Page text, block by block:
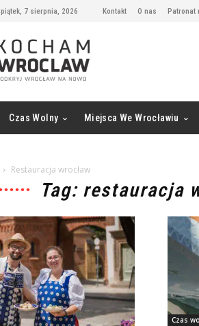
piątek, 7 sierpnia, 2026 Kontakt O nas Patronat
Czas Wolny Miejsca We Wrocławiu
Restauracja wrocław
Tag: restauracja
Czas